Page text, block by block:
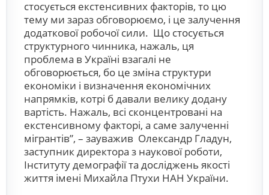
стосується екстенсивних факторів, то цю
тему ми зараз обговорюємо, і це залучення
додаткової робочої сили. Що стосується
структурного чинника, нажаль, ця
проблема в Україні взагалі не
обговорюється, бо це зміна структури
економіки і визначення економічних
напрямків, котрі б давали велику додану
вартість. Нажаль, всі сконцентровані на
екстенсивному факторі, а саме залученні
мігрантів”, – зауважив Олександр Гладун,
заступник директора з наукової роботи,
Інституту демографії та досліджень якості
життя імені Михайла Птухи НАН України.